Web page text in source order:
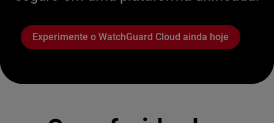
Experimente o WatchGuard Cloud ainda hoje